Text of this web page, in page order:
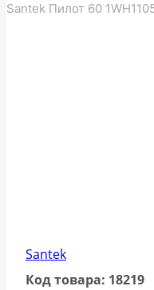
Santek Пилот 60
Santek
Код товара: 18219